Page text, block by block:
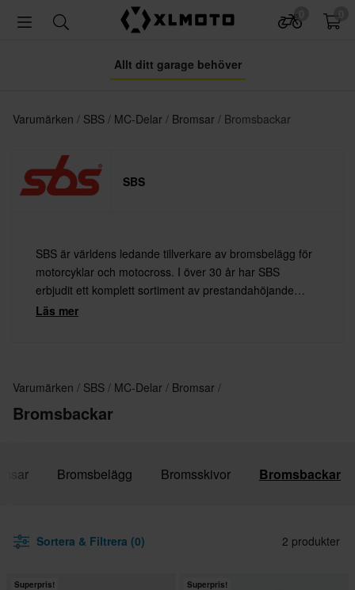
Allt ditt garage behöver
Varumärken SBS MC-Delar Bromsar Bromsbackar
SBS
SBS är världens ledande tillverkare av bromsbelägg för
motorcyklar och motocross. I över 30 år har SBS
erbjudit ett komplett sortiment av prestandahöjande
bromsbelägg, utvecklade för att passa olika
Läs mer
Varumärken SBS MC-Delar Bromsar
Bromsbackar
Bromsbelägg Bromsskivor Bromsbackar
Sortera & Filtrera (0) 2 produkter
Superpris! Superpris!